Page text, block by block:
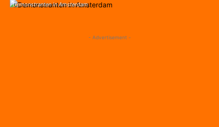
Demonstranten in Amsterdam
- Advertisement -